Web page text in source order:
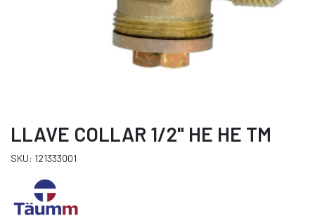
LLAVE COLLAR 1/2" HE HE TM
SKU: 121333001